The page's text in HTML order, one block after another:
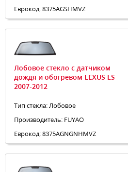
Еврокод: 8375AGSHMVZ
Лобовое стекло с датчиком
дождя и обогревом LEXUS LS
2007-2012
Тип стекла: Лобовое
Производитель: FUYAO
Еврокод: 8375AGNGNHMVZ